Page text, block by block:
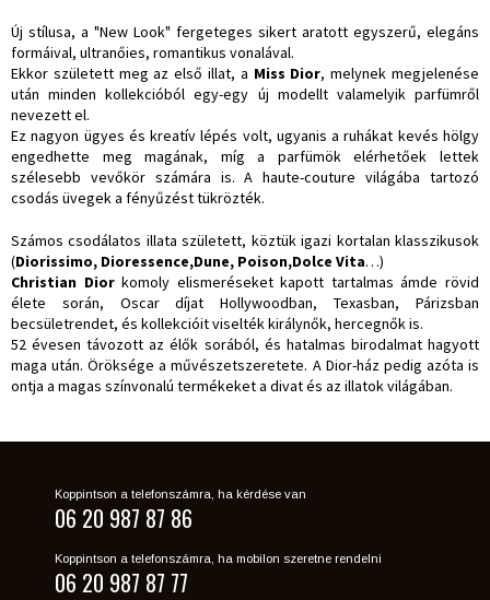
Új stílusa, a "New Look" fergeteges sikert aratott egyszerű, elegáns
formáival, ultranőies, romantikus vonalával.
Ekkor született meg az első illat, a Miss Dior, melynek megjelenése
után minden kollekcióból egy-egy új modellt valamelyik parfümről
nevezett el.
Ez nagyon ügyes és kreatív lépés volt, ugyanis a ruhákat kevés hölgy
engedhette meg magának, míg a parfümök elérhetőek lettek
szélesebb vevőkör számára is. A haute-couture világába tartozó
csodás üvegek a fényűzést tükrözték.
Számos csodálatos illata született, köztük igazi kortalan klasszikusok
(Diorissimo, Dioressence,Dune, Poison,Dolce Vita…)
Christian Diorkomoly elismeréseket kapott tartalmas ámde rövid
élete során, Oscar díjat Hollywoodban, Texasban, Párizsban
becsületrendet, és kollekcióit viselték királynők, hercegnők is.
52 évesen távozott az élők sorából, és hatalmas birodalmat hagyott
maga után. Öröksége a művészetszeretete. A Dior-ház pedig azóta is
ontja a magas színvonalú termékeket a divat és az illatok világában.
Koppintson a telefonszámra, ha kérdése van
06 20 987 87 86
Koppintson a telefonszámra, ha mobilon szeretne rendelni
06 20 987 87 77